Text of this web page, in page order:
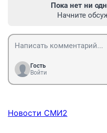
Пока нет ни
Начните
Гость
Войти
Новости СМИ2